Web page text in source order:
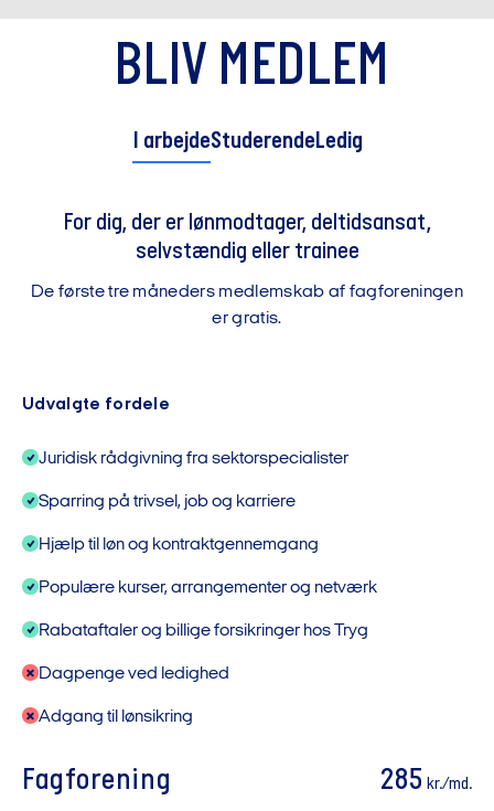
BLIV MEDLEM
I arbejdeStuderendeLedig
For dig, der er lønmodtager, deltidsansat,
selvstændig eller trainee
De første tre måneders medlemskab af fagforeningen
er gratis.
Udvalgte fordele
Juridisk rådgivning fra sektorspecialister
Sparring på trivsel, job og karriere
Hjælp til løn og kontraktgennemgang
Populære kurser, arrangementer og netværk
Rabataftaler og billige forsikringer hos Tryg
Dagpenge ved ledighed
Adgang til lønsikring
Fagforening 285 kr./md.